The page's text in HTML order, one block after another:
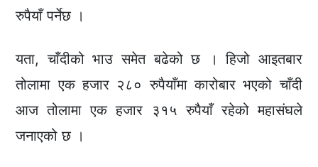
रुपैयाँ पर्नेछ ।
यता, चाँदीको भाउ समेत बढेको छ । हिजो आइतबार
तोलामा एक हजार २८० रुपैयाँमा कारोबार भएको चाँदी
आज तोलामा एक हजार ३१५ रुपैयाँ रहेको महासंघले
जनाएको छ ।